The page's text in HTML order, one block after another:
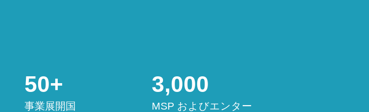
50+
事業展開国
3,000
MSP およびエンター